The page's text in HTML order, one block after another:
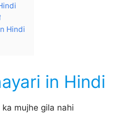
Hindi
in Hindi
ka mujhe gila nahi